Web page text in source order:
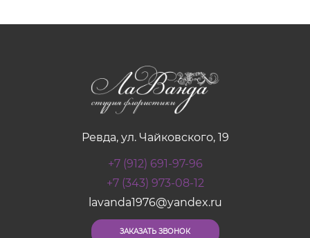
Ревда, ул. Чайковского, 19
+7 (912) 691-97-96
+7 (343) 973-08-12
lavanda1976@yandex.ru
ЗАКАЗАТЬ ЗВОНОК